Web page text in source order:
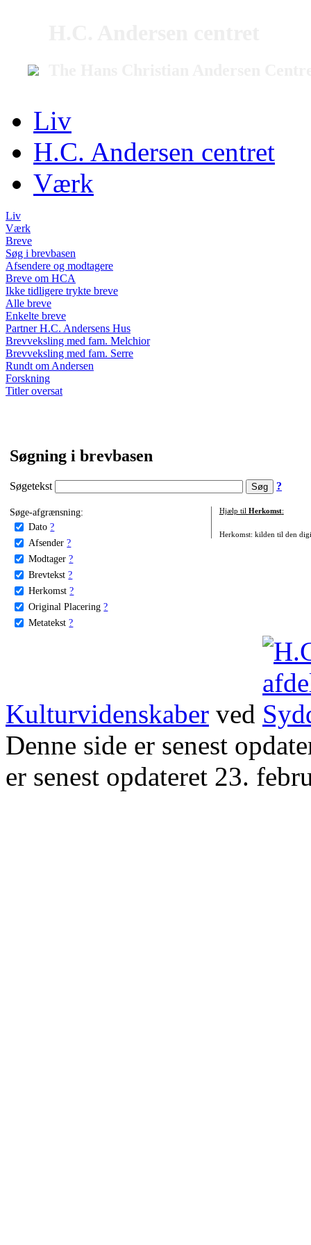
Liv
H.C. Andersen centret
Værk
Liv
Værk
Breve
Søg i brevbasen
Afsendere og modtagere
Breve om HCA
Ikke tidligere trykte breve
Alle breve
Enkelte breve
Partner H.C. Andersens Hus
Brevveksling med fam. Melchior
Brevveksling med fam. Serre
Rundt om Andersen
Forskning
Titler oversat
Søgning i brevbasen
Søgetekst ?
Søge-afgrænsning:
Dato ?
Afsender ?
Modtager ?
Brevtekst ?
Herkomst ?
Original Placering ?
Metatekst ?
Hjælp til Herkomst:
Herkomst: kilden til den
Kulturvidenskaber ved
Denne side er senest
er senest opdateret 23.